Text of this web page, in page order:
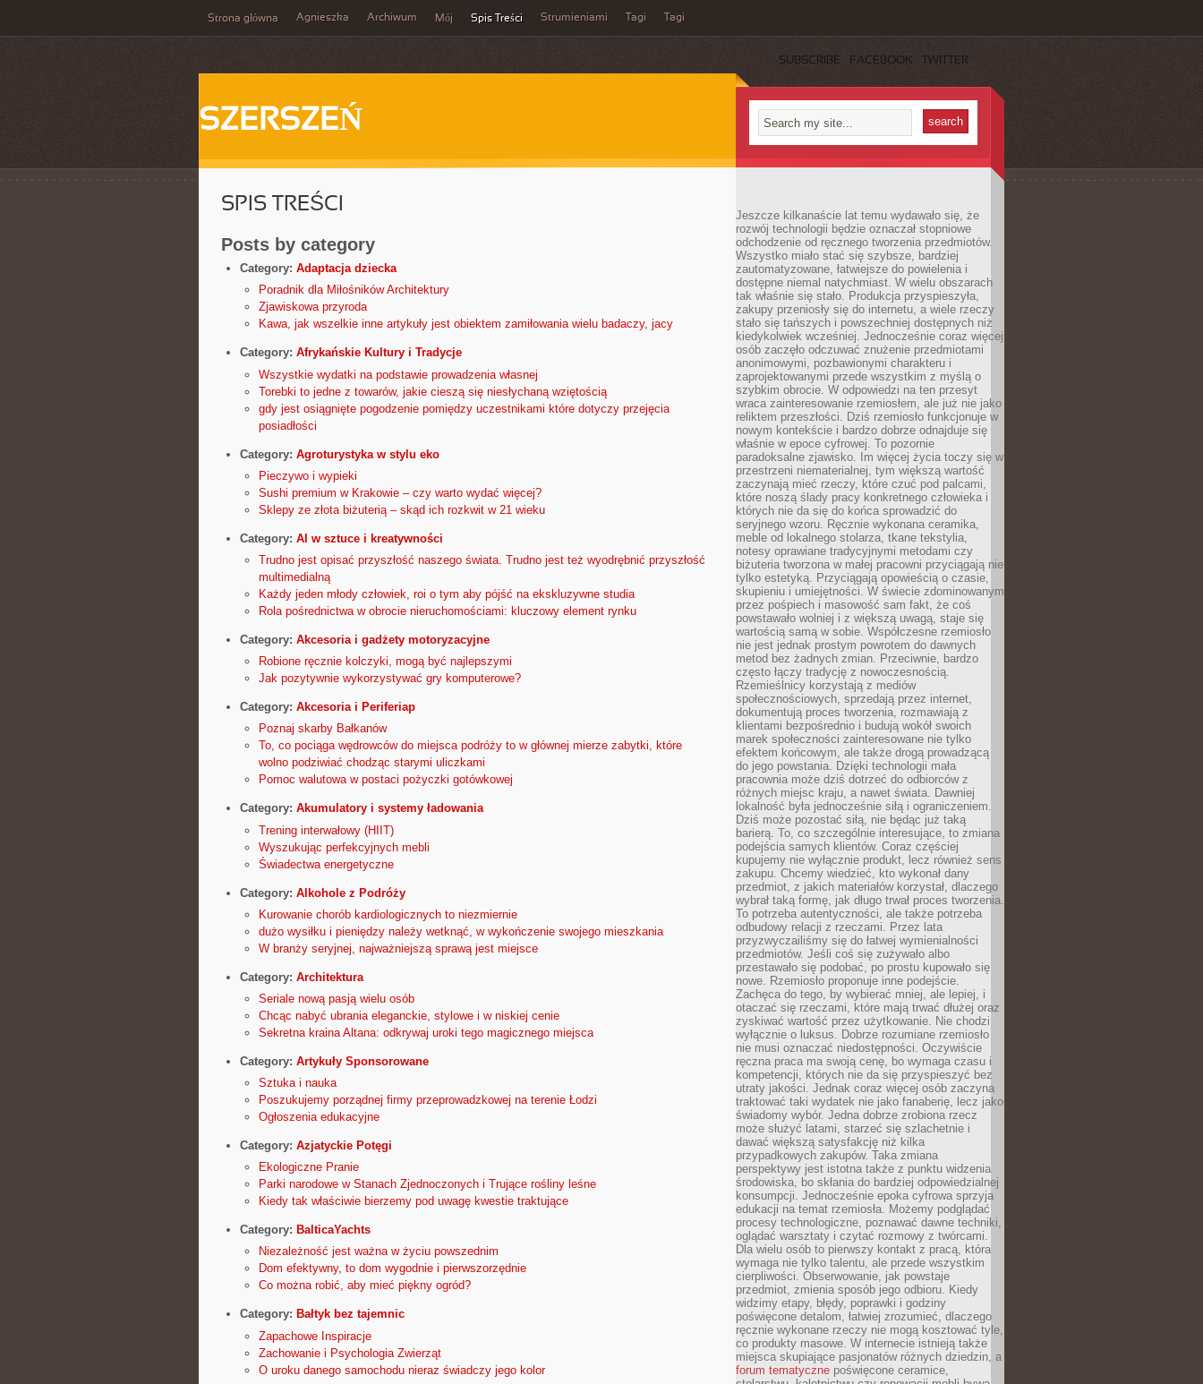
Strona główna Agnieszka Archiwum Mój Spis Treści Strumieniami Tagi Tagi
SUBSCRIBE FACEBOOK TWITTER
SZERSZEŃ
SPIS TREŚCI
Posts by category
Category: Adaptacja dziecka
Poradnik dla Miłośników Architektury
Zjawiskowa przyroda
Kawa, jak wszelkie inne artykuły jest obiektem zamiłowania wielu badaczy, jacy
Category: Afrykańskie Kultury i Tradycje
Wszystkie wydatki na podstawie prowadzenia własnej
Torebki to jedne z towarów, jakie cieszą się niesłychaną wziętością
gdy jest osiągnięte pogodzenie pomiędzy uczestnikami które dotyczy przejęcia
posiadłości
Category: Agroturystyka w stylu eko
Pieczywo i wypieki
Sushi premium w Krakowie – czy warto wydać więcej?
Sklepy ze złota biżuterią – skąd ich rozkwit w 21 wieku
Category: AI w sztuce i kreatywności
Trudno jest opisać przyszłość naszego świata. Trudno jest też wyodrębnić przyszłość
multimedialną
Każdy jeden młody człowiek, roi o tym aby pójść na ekskluzywne studia
Rola pośrednictwa w obrocie nieruchomościami: kluczowy element rynku
Category: Akcesoria i gadżety motoryzacyjne
Robione ręcznie kolczyki, mogą być najlepszymi
Jak pozytywnie wykorzystywać gry komputerowe?
Category: Akcesoria i Periferiap
Poznaj skarby Bałkanów
To, co pociąga wędrowców do miejsca podróży to w głównej mierze zabytki, które
wolno podziwiać chodząc starymi uliczkami
Pomoc walutowa w postaci pożyczki gotówkowej
Category: Akumulatory i systemy ładowania
Trening interwałowy (HIIT)
Wyszukując perfekcyjnych mebli
Świadectwa energetyczne
Category: Alkohole z Podróży
Kurowanie chorób kardiologicznych to niezmiernie
dużo wysiłku i pieniędzy należy wetknąć, w wykończenie swojego mieszkania
W branży seryjnej, najważniejszą sprawą jest miejsce
Category: Architektura
Seriale nową pasją wielu osób
Chcąc nabyć ubrania eleganckie, stylowe i w niskiej cenie
Sekretna kraina Altana: odkrywaj uroki tego magicznego miejsca
Category: Artykuły Sponsorowane
Sztuka i nauka
Poszukujemy porządnej firmy przeprowadzkowej na terenie Łodzi
Ogłoszenia edukacyjne
Category: Azjatyckie Potęgi
Ekologiczne Pranie
Parki narodowe w Stanach Zjednoczonych i Trujące rośliny leśne
Kiedy tak właściwie bierzemy pod uwagę kwestie traktujące
Category: BalticaYachts
Niezależność jest ważna w życiu powszednim
Dom efektywny, to dom wygodnie i pierwszorzędnie
Co można robić, aby mieć piękny ogród?
Category: Bałtyk bez tajemnic
Zapachowe Inspiracje
Zachowanie i Psychologia Zwierząt
O uroku danego samochodu nieraz świadczy jego kolor
Jeszcze kilkanaście lat temu wydawało się, że
rozwój technologii będzie oznaczał stopniowe
odchodzenie od ręcznego tworzenia przedmiotów.
Wszystko miało stać się szybsze, bardziej
zautomatyzowane, łatwiejsze do powielenia i
dostępne niemal natychmiast. W wielu obszarach
tak właśnie się stało. Produkcja przyspieszyła,
zakupy przeniosły się do internetu, a wiele rzeczy
stało się tańszych i powszechniej dostępnych niż
kiedykolwiek wcześniej. Jednocześnie coraz więcej
osób zaczęło odczuwać znużenie przedmiotami
anonimowymi, pozbawionymi charakteru i
zaprojektowanymi przede wszystkim z myślą o
szybkim obrocie. W odpowiedzi na ten przesyt
wraca zainteresowanie rzemiosłem, ale już nie jako
reliktem przeszłości. Dziś rzemiosło funkcjonuje w
nowym kontekście i bardzo dobrze odnajduje się
właśnie w epoce cyfrowej. To pozornie
paradoksalne zjawisko. Im więcej życia toczy się w
przestrzeni niematerialnej, tym większą wartość
zaczynają mieć rzeczy, które czuć pod palcami,
które noszą ślady pracy konkretnego człowieka i
których nie da się do końca sprowadzić do
seryjnego wzoru. Ręcznie wykonana ceramika,
meble od lokalnego stolarza, tkane tekstylia,
notesy oprawiane tradycyjnymi metodami czy
biżuteria tworzona w małej pracowni przyciągają nie
tylko estetyką. Przyciągają opowieścią o czasie,
skupieniu i umiejętności. W świecie zdominowanym
przez pośpiech i masowość sam fakt, że coś
powstawało wolniej i z większą uwagą, staje się
wartością samą w sobie. Współczesne rzemiosło
nie jest jednak prostym powrotem do dawnych
metod bez żadnych zmian. Przeciwnie, bardzo
często łączy tradycję z nowoczesnością.
Rzemieślnicy korzystają z mediów
społecznościowych, sprzedają przez internet,
dokumentują proces tworzenia, rozmawiają z
klientami bezpośrednio i budują wokół swoich
marek społeczności zainteresowane nie tylko
efektem końcowym, ale także drogą prowadzącą
do jego powstania. Dzięki technologii mała
pracownia może dziś dotrzeć do odbiorców z
różnych miejsc kraju, a nawet świata. Dawniej
lokalność była jednocześnie siłą i ograniczeniem.
Dziś może pozostać siłą, nie będąc już taką
barierą. To, co szczególnie interesujące, to zmiana
podejścia samych klientów. Coraz częściej
kupujemy nie wyłącznie produkt, lecz również sens
zakupu. Chcemy wiedzieć, kto wykonał dany
przedmiot, z jakich materiałów korzystał, dlaczego
wybrał taką formę, jak długo trwał proces tworzenia.
To potrzeba autentyczności, ale także potrzeba
odbudowy relacji z rzeczami. Przez lata
przyzwyczailiśmy się do łatwej wymienialności
przedmiotów. Jeśli coś się zużywało albo
przestawało się podobać, po prostu kupowało się
nowe. Rzemiosło proponuje inne podejście.
Zachęca do tego, by wybierać mniej, ale lepiej, i
otaczać się rzeczami, które mają trwać dłużej oraz
zyskiwać wartość przez użytkowanie. Nie chodzi
wyłącznie o luksus. Dobrze rozumiane rzemiosło
nie musi oznaczać niedostępności. Oczywiście
ręczna praca ma swoją cenę, bo wymaga czasu i
kompetencji, których nie da się przyspieszyć bez
utraty jakości. Jednak coraz więcej osób zaczyna
traktować taki wydatek nie jako fanaberię, lecz jako
świadomy wybór. Jedna dobrze zrobiona rzecz
może służyć latami, starzeć się szlachetnie i
dawać większą satysfakcję niż kilka
przypadkowych zakupów. Taka zmiana
perspektywy jest istotna także z punktu widzenia
środowiska, bo skłania do bardziej odpowiedzialnej
konsumpcji. Jednocześnie epoka cyfrowa sprzyja
edukacji na temat rzemiosła. Możemy podglądać
procesy technologiczne, poznawać dawne techniki,
oglądać warsztaty i czytać rozmowy z twórcami.
Dla wielu osób to pierwszy kontakt z pracą, która
wymaga nie tylko talentu, ale przede wszystkim
cierpliwości. Obserwowanie, jak powstaje
przedmiot, zmienia sposób jego odbioru. Kiedy
widzimy etapy, błędy, poprawki i godziny
poświęcone detalom, łatwiej zrozumieć, dlaczego
ręcznie wykonane rzeczy nie mogą kosztować tyle,
co produkty masowe. W internecie istnieją także
miejsca skupiające pasjonatów różnych dziedzin, a
forum tematyczne poświęcone ceramice,